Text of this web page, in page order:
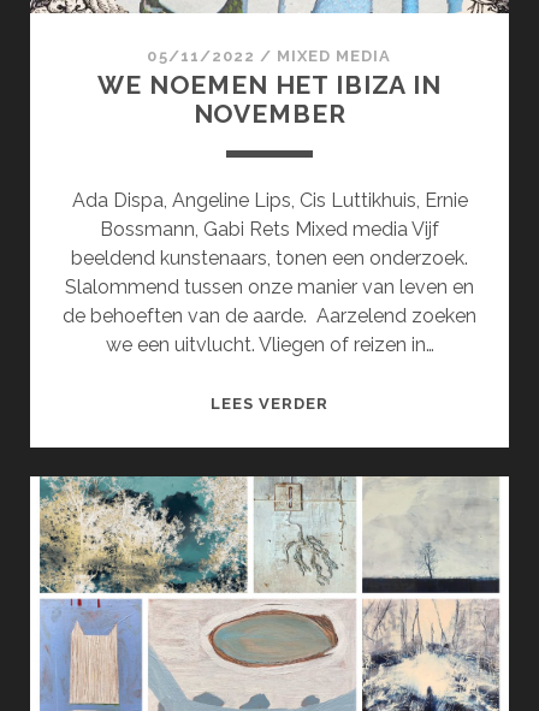
05/11/2022 / MIXED MEDIA
WE NOEMEN HET IBIZA IN
NOVEMBER
Ada Dispa, Angeline Lips, Cis Luttikhuis, Ernie
Bossmann, Gabi Rets Mixed media Vijf
beeldend kunstenaars, tonen een onderzoek.
Slalommend tussen onze manier van leven en
de behoeften van de aarde. Aarzelend zoeken
we een uitvlucht. Vliegen of reizen in…
LEES VERDER
IBIZA
IN
NOVEMBER